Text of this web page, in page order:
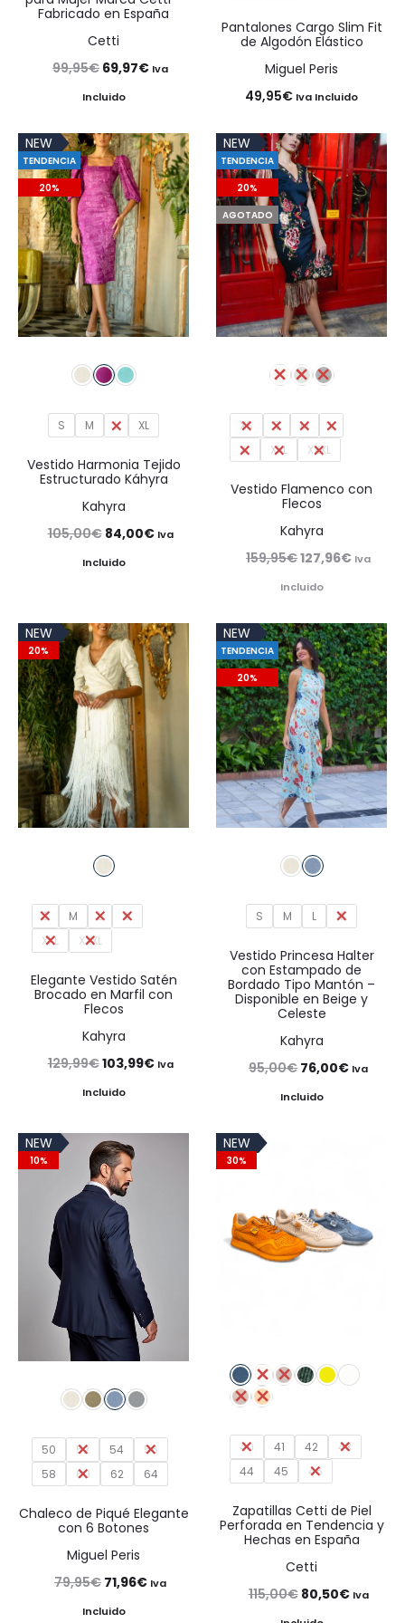
Fabricado en España
Cetti
99,95€ El
precio
era:
99,95€.
69,97€El
es:
69,97€.
Iva
Incluido
Pantalones Cargo Slim Fit
de Algodón Elástico
Miguel Peris
49,95€ Iva Incluido
NEW
TENDENCIA
20%
S M L XL
Vestido Harmonia Tejido
Estructurado Káhyra
Kahyra
105,00€ El
precio
105,00€.
84,00€El
84,00€.
Iva
Incluido
NEW
TENDENCIA
20%
AGOTADO
XS S M
L
XL
XXL XXXL
Vestido Flamenco con
Flecos
Kahyra
159,95€El
precio
era:
159,95€.
127,96€ El
es:
127,96€.
Iva
Incluido
NEW
20%
S M L
XL
XXL
XXXL
Elegante Vestido Satén
Brocado en Marfil con
Flecos
Kahyra
129,99€El
precio
era:
129,99€.
103,99€ElIva
Incluido
NEW
TENDENCIA
20%
S M L XL
Vestido Princesa Halter
con Estampado de
Bordado Tipo Mantón –
Disponible en Beige y
Celeste
Kahyra
95,00€ El
precio
76,00€ElIva
Incluido
NEW
10%
50 52 54
56
58
60 62 64
Chaleco de Piqué Elegante
con 6 Botones
Miguel Peris
79,95€ El
precio
71,96€ElIva
Incluido
NEW
30%
40 41 42
43
44
45 46
Zapatillas Cetti de Piel
Perforada en Tendencia y
Hechas en España
Cetti
115,00€ El
80,50€ElIva